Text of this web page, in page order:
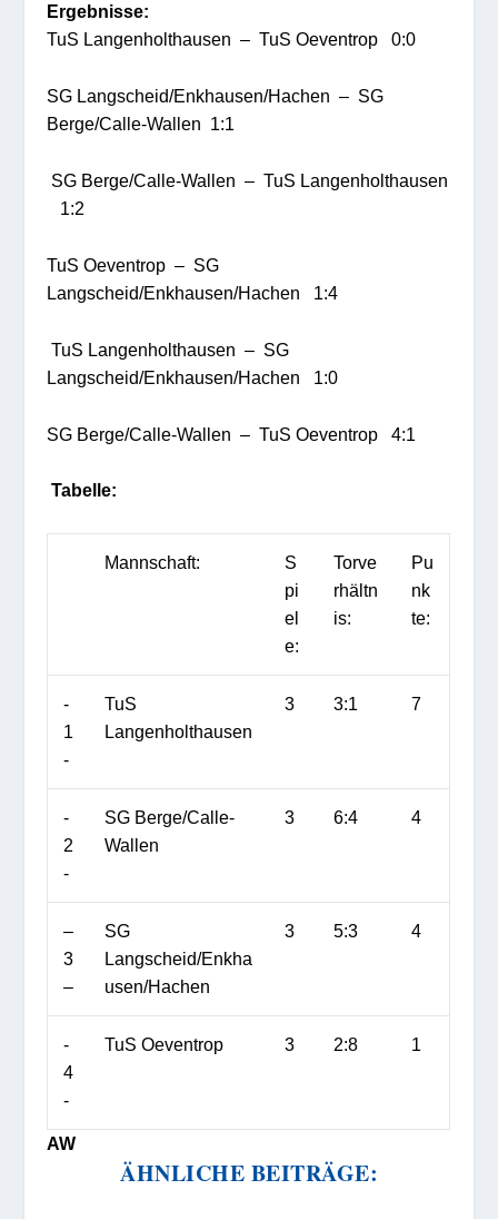
Ergebnisse:
TuS Langenholthausen – TuSOeventrop ​​​​0:0
SG Langscheid/Enkhausen/Hachen – SG
Berge/Calle-Wallen 1:1
SG Berge/Calle-Wallen – TuS Langenholthausen
1:2
TuSOeventrop – SG
Langscheid/Enkhausen/Hachen 1:4
TuS Langenholthausen – SG
Langscheid/Enkhausen/Hachen 1:0
SG Berge/Calle-Wallen – TuSOeventrop ​​​​4:1
Tabelle:
Mannschaft:
S
pi
el
e:
Torve
rhältn
is:
Pu
nk
te:
-
1
-
TuS
Langenholthausen
3 3:1 7
-
2
-
SG Berge/Calle-
Wallen
3 6:4 4
–
3
–
SG
Langscheid/Enkha
usen/Hachen
3 5:3 4
-
4
-
TuSOeventrop 3 2:8 1
AW
ÄHNLICHE BEITRÄGE: